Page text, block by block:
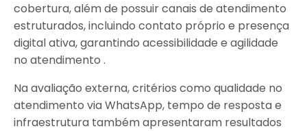
cobertura, além de possuir canais de atendimento
estruturados, incluindo contato próprio e presença
digital ativa, garantindo acessibilidade e agilidade
no atendimento .
Na avaliação externa, critérios como qualidade no
atendimento via WhatsApp, tempo de resposta e
infraestrutura também apresentaram resultados